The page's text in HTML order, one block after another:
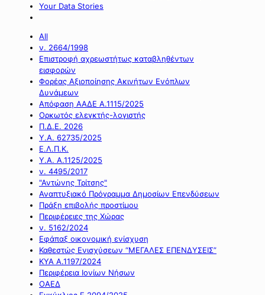
Your Data Stories
All
ν. 2664/1998
Επιστροφή αχρεωστήτως καταβληθέντων
εισφορών
Φορέας Αξιοποίησης Ακινήτων Ενόπλων
Δυνάμεων
Απόφαση ΑΑΔΕ Α.1115/2025
Ορκωτός ελεγκτής-λογιστής
Π.Δ.Ε. 2026
Υ.Α. 62735/2025
Ε.Λ.Π.Κ.
Υ.Α. Α.1125/2025
ν. 4495/2017
"Αντώνης Τρίτσης"
Αναπτυξιακό Πρόγραμμα Δημοσίων Επενδύσεων
Πράξη επιβολής προστίμου
Περιφέρειες της Χώρας
ν. 5162/2024
Εφάπαξ οικονομική ενίσχυση
Καθεστώς Ενισχύσεων “ΜΕΓΑΛΕΣ ΕΠΕΝΔΥΣΕΙΣ”
ΚΥΑ Α.1197/2024
Περιφέρεια Ιονίων Νήσων
ΟΑΕΔ